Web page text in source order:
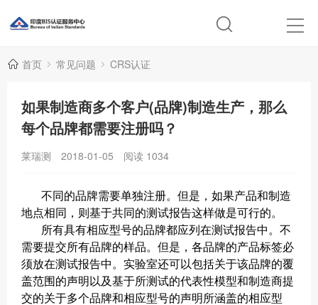
首页 常见问题 CRS认证
如果制造商多个客户(品牌)制造生产，那么
每个品牌都需要注册吗？
莱瑞测 2018-01-05 阅读 1034
不同的品牌需要单独注册。但是，如果产品和制造
地点相同，则基于共同的测试报告这样做是可行的。
所有具有相应型号的品牌都应列在测试报告中。不
需要提交所有品牌的样品。但是，各品牌的产品标签必
须放在测试报告中。实验室还可以包括关于该品牌的覆
盖范围的声明以及基于所测试的代表性模型和制造商提
交的关于多个品牌和相应型号的声明所涵盖的相应型